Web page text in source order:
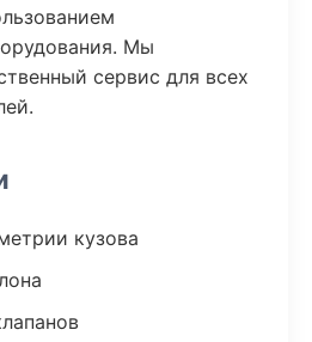
Мы
сервис для всех
кузова